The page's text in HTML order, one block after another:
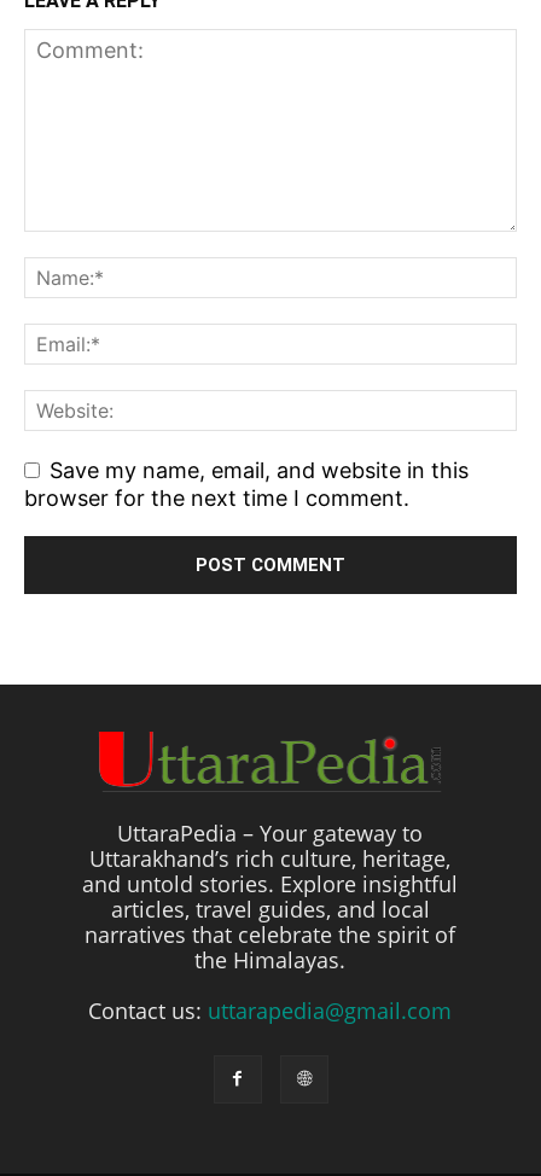
Save my name, email, and website in this
browser for the next time I comment.
UttaraPedia – Your gateway to
Uttarakhand’s rich culture, heritage,
and untold stories. Explore insightful
articles, travel guides, and local
narratives that celebrate the spirit of
the Himalayas.
Contact us: uttarapedia@gmail.com